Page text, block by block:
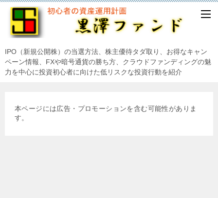
IPO（新規公開株）の当選方法、株主優待タダ取り、お得なキャン
ペーン情報、FXや暗号通貨の勝ち方、クラウドファンディングの魅
力を中心に投資初心者に向けた低リスクな投資行動を紹介
本ページには広告・プロモーションを含む可能性がありま
す。